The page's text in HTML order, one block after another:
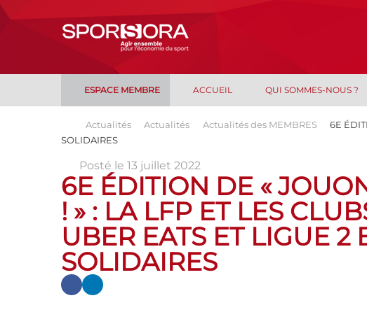
ESPACE MEMBRE ACCUEIL QUI SOMMES-NOUS ?
Actualités Actualités Actualités des MEMBRES
6E
SOLIDAIRES
Posté le 13 juillet 2022
6E ÉDITION DE «
! » : LA LFP ET LES
UBER EATS ET LIGUE 2
SOLIDAIRES